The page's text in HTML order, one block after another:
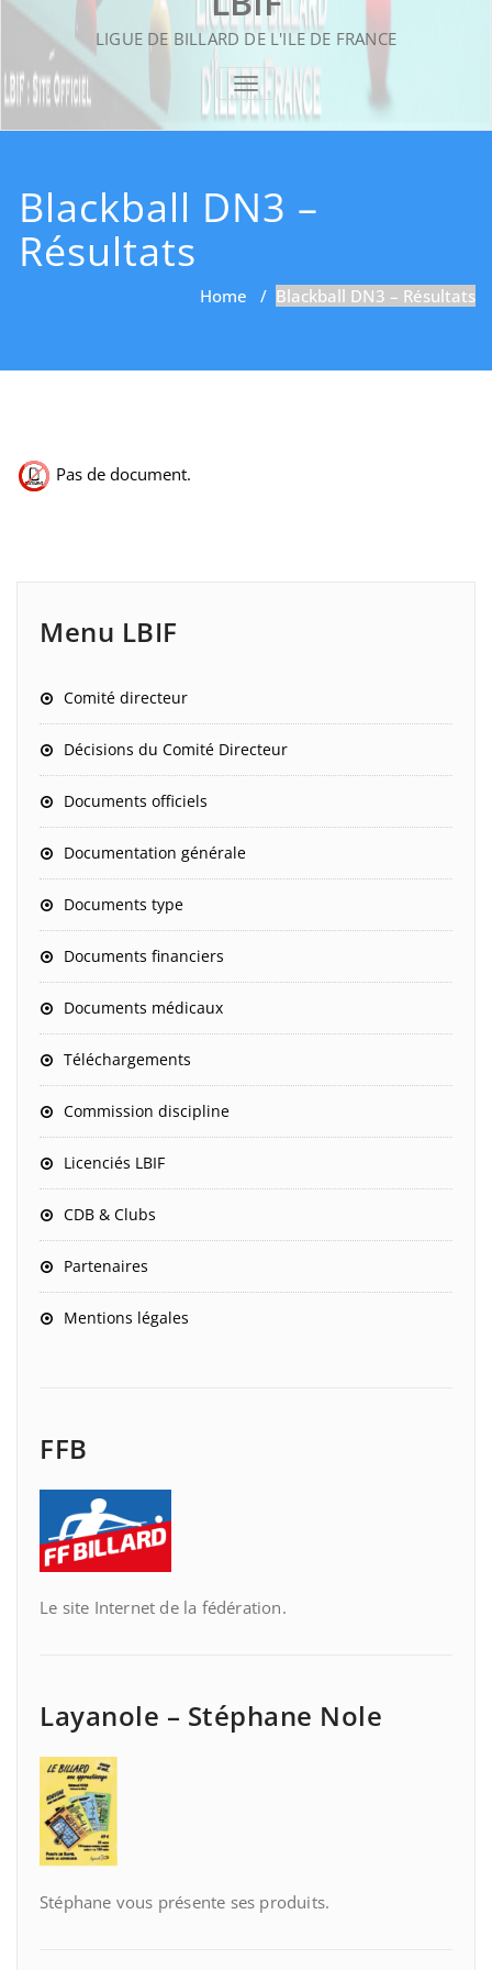
LIGUE DE BILLARD DE L'ILE DE FRANCE
TOGGLE NAVIGATION
Blackball DN3 –
Résultats
Home / Blackball DN3 – Résultats
Pas de document.
Menu LBIF
Comité directeur
Décisions du Comité Directeur
Documents officiels
Documentation générale
Documents type
Documents financiers
Documents médicaux
Téléchargements
Commission discipline
Licenciés LBIF
CDB & Clubs
Partenaires
Mentions légales
FFB
Le site Internet de la fédération.
Layanole – Stéphane Nole
Stéphane vous présente ses produits.